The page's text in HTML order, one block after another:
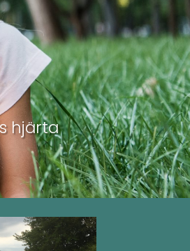
hjärta